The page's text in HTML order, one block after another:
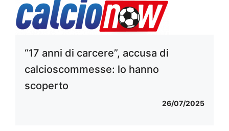
“17 anni di carcere”, accusa di
calcioscommesse: lo hanno
scoperto
26/07/2025